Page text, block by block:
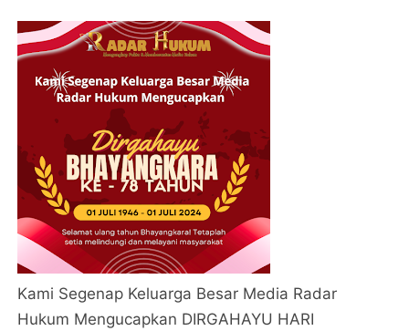
Kami Segenap Keluarga Besar Media Radar
Hukum Mengucapkan DIRGAHAYU HARI